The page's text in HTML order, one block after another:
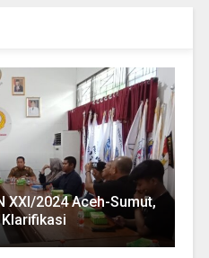
XXI/2024 Aceh-Sumut,
Klarifikasi